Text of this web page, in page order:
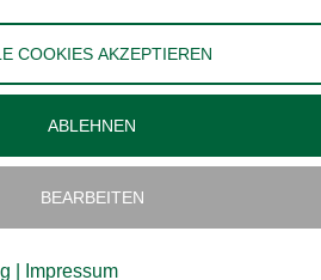
COOKIES AKZEPTIEREN
ABLEHNEN
BEARBEITEN
Impressum